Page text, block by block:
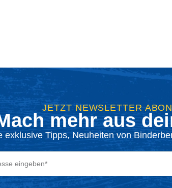
JETZT NEWSLETTER
mehr aus
exklusive Tipps, Neuheiten von